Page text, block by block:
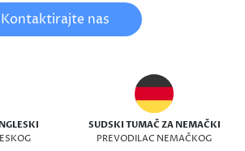
Kontaktirajte nas
SUDSKI TUMAČ ZA NEMAČKI
PREVODILAC NEMAČKOG